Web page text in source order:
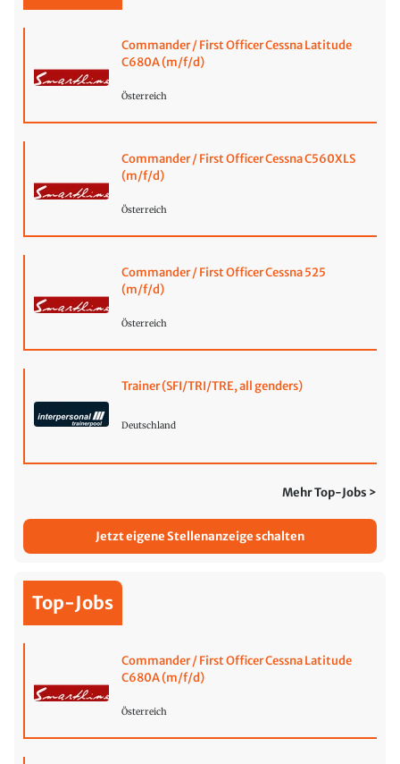
Commander / First Officer Cessna Latitude
C680A (m/f/d)
Österreich
Commander / First Officer Cessna C560XLS
(m/f/d)
Österreich
Commander / First Officer Cessna 525
(m/f/d)
Österreich
Trainer (SFI/TRI/TRE, all genders)
Deutschland
Mehr Top-Jobs >
Jetzt eigene Stellenanzeige schalten
Top-Jobs
Commander / First Officer Cessna Latitude
C680A (m/f/d)
Österreich